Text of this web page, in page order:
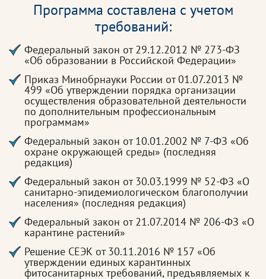
Программа составлена с учетом
требований:
Федеральный закон от 29.12.2012 № 273-ФЗ
«Об образовании в Российской Федерации»
Приказ Минобрнауки России от 01.07.2013 №
499 «Об утверждении порядка организации
осуществления образовательной деятельности
по дополнительным профессиональным
программам»
Федеральный закон от 10.01.2002 № 7-ФЗ «Об
охране окружающей среды» (последняя
редакция)
Федеральный закон от 30.03.1999 № 52-ФЗ «О
санитарно-эпидемиологическом благополучии
населения» (последняя редакция)
Федеральный закон от 21.07.2014 № 206-ФЗ «О
карантине растений»
Решение СЕЭК от 30.11.2016 № 157 «Об
утверждении единых карантинных
фитосанитарных требований, предъявляемых к